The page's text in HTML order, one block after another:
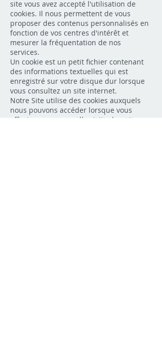
site vous avez accepté l'utilisation de
cookies. Il nous permettent de vous
proposer des contenus personnalisés en
fonction de vos centres d'intérêt et
mesurer la fréquentation de nos
services.
Un cookie est un petit fichier contenant
des informations textuelles qui est
enregistré sur votre disque dur lorsque
vous consultez un site internet.
Notre Site utilise des cookies auxquels
nous pouvons accéder lorsque vous
effectuez une nouvelle visite de notre